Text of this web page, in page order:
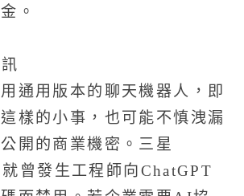
。
通用版本的聊天機器人，即
樣的小事，也可能不慎洩漏
開的商業機密。三星
就曾發生工程師向ChatGPT